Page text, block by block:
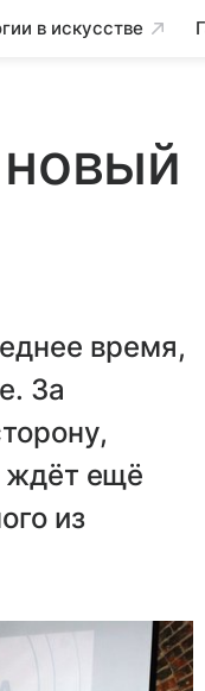
в искусстве
время,
За
ждёт ещё
из